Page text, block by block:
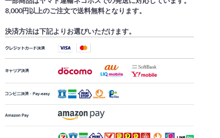
8,000円以上のご注文で送料無料となります。
決済方法は下記よりお選びいただけます。